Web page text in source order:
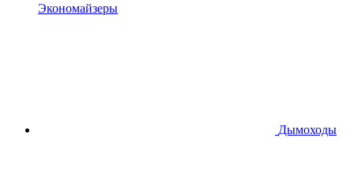
Экономайзеры
Дымоходы